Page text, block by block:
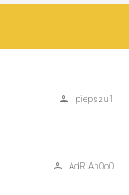
piepszu1
AdRiAnOoO